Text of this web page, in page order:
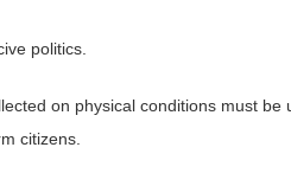
politics.
on physical conditions must be
citizens.